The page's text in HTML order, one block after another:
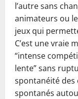
l’autre sans
animateurs ou
jeux qui
C’est une vraie
“intense
lente” sans
spontanéité des
spontanés